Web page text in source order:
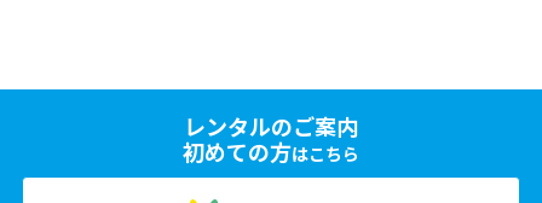
レンタルのご案内
初めての方はこちら